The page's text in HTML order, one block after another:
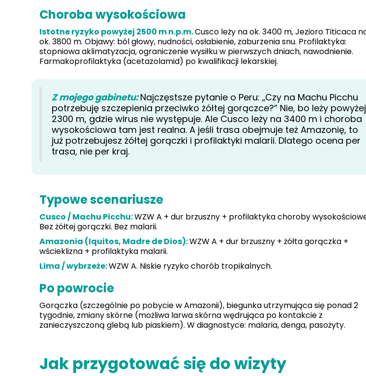
Choroba wysokościowa
Istotne ryzyko powyżej 2500 m n.p.m.Cusco leży na ok. 3400 m, Jezioro Titicaca
ok. 3800 m. Objawy: ból głowy, nudności, osłabienie, zaburzenia snu. Profilaktyka:
stopniowa aklimatyzacja, ograniczenie wysiłku w pierwszych dniach, nawodnienie.
Farmakoprofilaktyka (acetazolamid) po kwalifikacji lekarskiej.
Z mojego gabinetu:Najczęstsze pytanie o Peru: „Czy na Machu Picchu
potrzebuję szczepienia przeciwko żółtej gorączce?” Nie, bo leży powyżej
2300 m, gdzie wirus nie występuje. Ale Cusco leży na 3400 m i choroba
wysokościowa tam jest realna. A jeśli trasa obejmuje też Amazonię, to
już potrzebujesz żółtej gorączki i profilaktyki malarii. Dlatego ocena per
trasa, nie per kraj.
Typowe scenariusze
Cusco / Machu Picchu:WZW A + dur brzuszny + profilaktyka choroby
Bez żółtej gorączki. Bez malarii.
Amazonia (Iquitos, Madre de Dios):WZW A + dur brzuszny + żółta gorączka +
wścieklizna + profilaktyka malarii.
Lima / wybrzeże:WZW A. Niskie ryzyko chorób tropikalnych.
Po powrocie
Gorączka (szczególnie po pobycie w Amazonii), biegunka utrzymująca się ponad 2
tygodnie, zmiany skórne (możliwa larwa skórna wędrująca po kontakcie z
zanieczyszczoną glebą lub piaskiem). W diagnostyce: malaria, denga, pasożyty.
Jak przygotować się do wizyty